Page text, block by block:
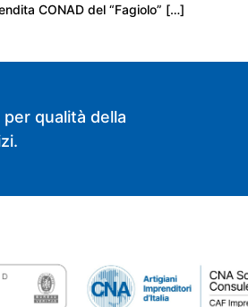
CONAD del “Fagiolo” […]
qualità della